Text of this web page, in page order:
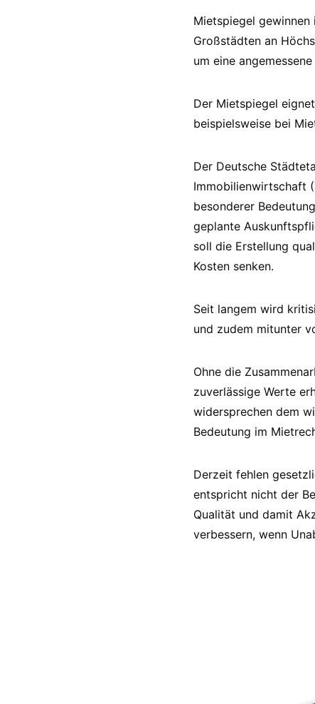
Mietspiegel
Großstädten an
um eine
Der Mietspiegel
beispielsweise bei
Der Deutsche
Immobilienwirtschaft
besonderer
geplante
soll die Erstellung
Kosten senken.
Seit langem wird
und zudem mitunter
Ohne die
zuverlässige Werte
widersprechen dem
Bedeutung im
Derzeit fehlen
entspricht nicht der
Qualität und damit
verbessern, wenn